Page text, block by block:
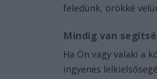
feledünk, örökké
Mindig van
Ha Ön vagy valaki a
ingyenes